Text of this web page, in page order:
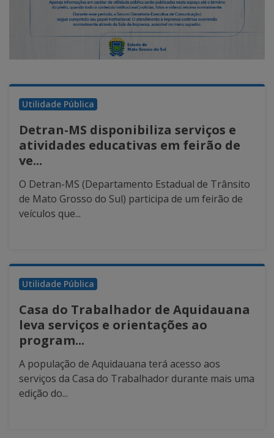
Utilidade Pública
Detran-MS disponibiliza serviços e
atividades educativas em feirão de
ve...
O Detran-MS (Departamento Estadual de Trânsito
de Mato Grosso do Sul) participa de um feirão de
veículos que...
Utilidade Pública
Casa do Trabalhador de Aquidauana
leva serviços e orientações ao
program...
A população de Aquidauana terá acesso aos
serviços da Casa do Trabalhador durante mais uma
edição do...